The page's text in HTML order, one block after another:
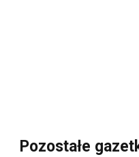
Pozostałe